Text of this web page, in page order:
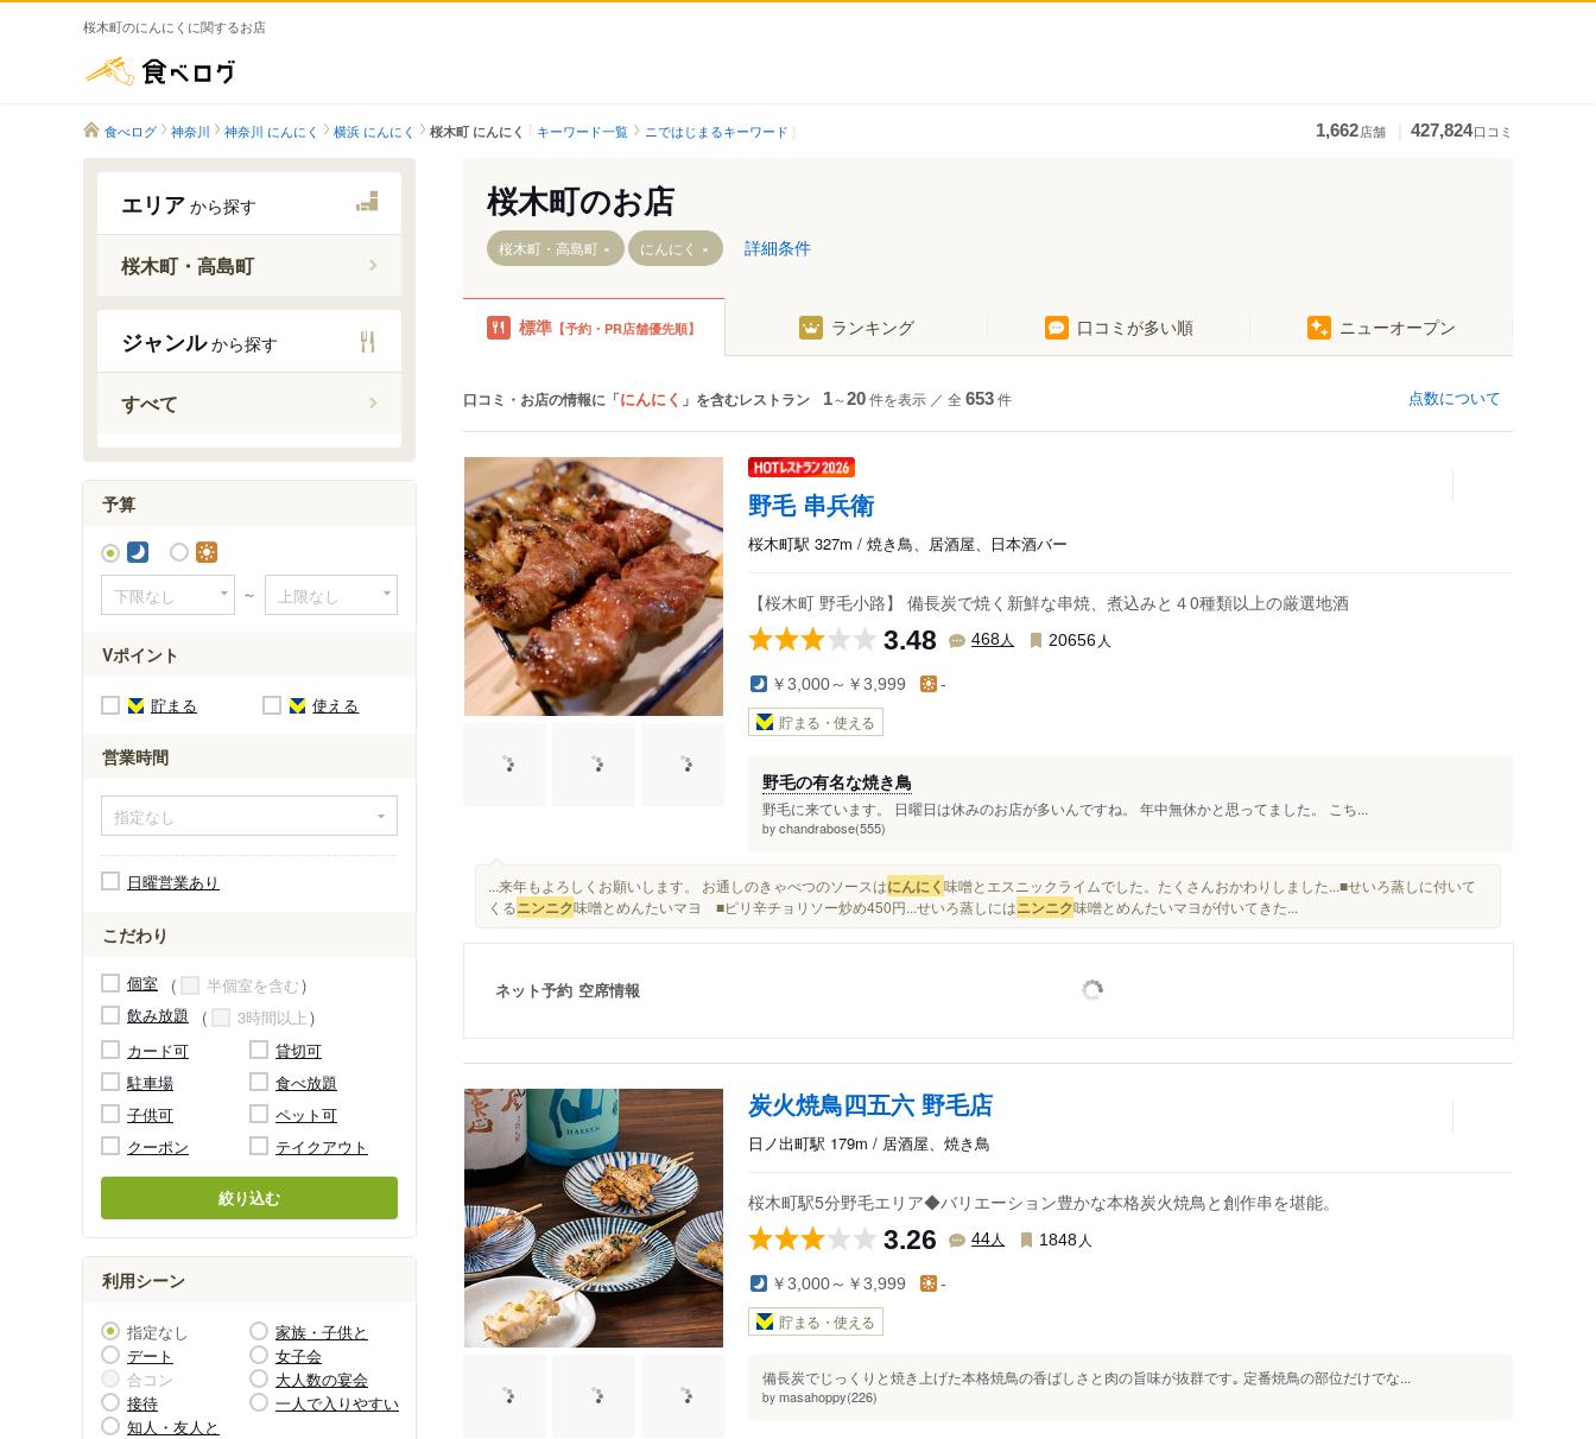
桜木町のにんにくに関するお店
食べログ 神奈川 神奈川 にんにく 横浜 にんにく 桜木町 にんにく キーワード一覧 ニではじまるキーワード 1,662店舗 427,824口コミ
エリア から探す
桜木町・高島町
桜木町駅
戸部駅
日ノ出町駅
平沼橋駅
ジャンルから探す
すべて
予算
～
Vポイント
貯まる 使える
営業時間
日曜営業あり
こだわり
個室
半個室を含む
飲み放題
3時間以上
カード可
貸切可
駐車場
食べ放題
子供可
ペット可
クーポン
テイクアウト
絞り込む
利用シーン
指定なし
家族・子供と
デート
女子会
合コン
大人数の宴会
接待
一人で入りやすい
知人・友人と
桜木町のお店
桜木町・高島町 にんにく 詳細条件
標準 【予約・PR店舗優先順】 ランキング 口コミが多い順 ニューオープン
口コミ・お店の情報に「にんにく 」を含むレストラン 1～20件を表示 ／ 全 653件 点数について
野毛 串兵衛
桜木町駅 327m / 焼き鳥、居酒屋、日本酒バー
【桜木町 野毛小路】 備長炭で焼く新鮮な串焼、煮込みと４0種類以上の厳選地酒
3.48 468人 20656 人
￥3,000～￥3,999 -
貯まる・使える
野毛の有名な焼き鳥
野毛に来ています。 日曜日は休みのお店が多いんですね。 年中無休かと思ってました。 こち...
by chandrabose(555)
...来年もよろしくお願いします。 お通しのきゃべつのソースはにんにく 味噌とエスニックライムでした。たくさんおかわりしました...■せいろ蒸しに付いて
くるニンニク味噌とめんたいマヨ ■ピリ辛チョリソー炒め450円...せいろ蒸しにはニンニク味噌とめんたいマヨが付いてきた...
ネット予約 空席情報
炭火焼鳥四五六 野毛店
日ノ出町駅 179m / 居酒屋、焼き鳥
桜木町駅5分野毛エリア◆バリエーション豊かな本格炭火焼鳥と創作串を堪能。
3.26 44人 1848 人
￥3,000～￥3,999 -
貯まる・使える
備長炭でじっくりと焼き上げた本格焼鳥の香ばしさと肉の旨味が抜群です｡ 定番焼鳥の部位だけでな...
by masahoppy(226)